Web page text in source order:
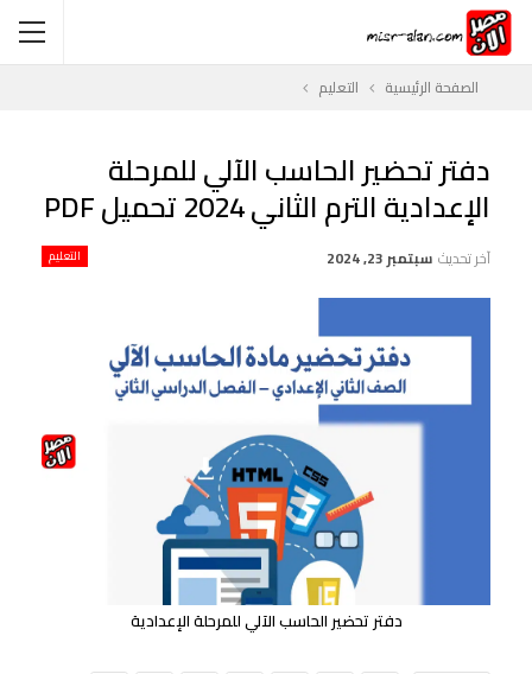
الصفحة الرئيسية التعليم
دفتر تحضير الحاسب الآلي للمرحلة
الإعدادية الترم الثاني 2024 تحميل PDF
التعليم آخر تحديث سبتمبر 23, 2024
دفتر تحضير الحاسب الآلي للمرحلة الإعدادية